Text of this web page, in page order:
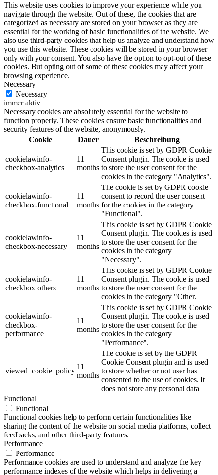
This website uses cookies to improve your experience while you
navigate through the website. Out of these, the cookies that are
categorized as necessary are stored on your browser as they are
essential for the working of basic functionalities of the website. We
also use third-party cookies that help us analyze and understand how
you use this website. These cookies will be stored in your browser
only with your consent. You also have the option to opt-out of these
cookies. But opting out of some of these cookies may affect your
browsing experience.
Necessary
Necessary
immer aktiv
Necessary cookies are absolutely essential for the website to
function properly. These cookies ensure basic functionalities and
security features of the website, anonymously.
Cookie
Dauer Beschreibung
cookielawinfo-
checkbox-analytics
11
months
This cookie is set by GDPR Cookie
Consent plugin. The cookie is used
to store the user consent for the
cookies in the category "Analytics".
cookielawinfo-
checkbox-functional
11
months
The cookie is set by GDPR cookie
consent to record the user consent
for the cookies in the category
"Functional".
cookielawinfo-
checkbox-necessary
11
months
This cookie is set by GDPR Cookie
Consent plugin. The cookies is used
to store the user consent for the
cookies in the category
"Necessary".
cookielawinfo-
checkbox-others
11
months
This cookie is set by GDPR Cookie
Consent plugin. The cookie is used
to store the user consent for the
cookies in the category "Other.
cookielawinfo-
checkbox-
performance
11
months
This cookie is set by GDPR Cookie
Consent plugin. The cookie is used
to store the user consent for the
cookies in the category
"Performance".
viewed_cookie_policy
11
months
The cookie is set by the GDPR
Cookie Consent plugin and is used
to store whether or not user has
consented to the use of cookies. It
does not store any personal data.
Functional
Functional
Functional cookies help to perform certain functionalities like
sharing the content of the website on social media platforms, collect
feedbacks, and other third-party features.
Performance
Performance
Performance cookies are used to understand and analyze the key
performance indexes of the website which helps in delivering a